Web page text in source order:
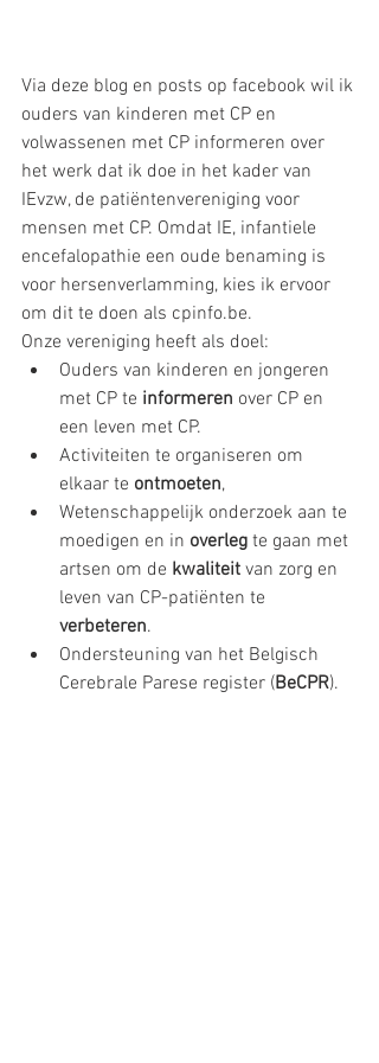
Via deze blog en posts op facebook wil ik
ouders van kinderen met CP en
volwassenen met CP informeren over
het werk dat ik doe in het kader van
IEvzw, de patiëntenvereniging voor
mensen met CP. Omdat IE, infantiele
encefalopathie een oude benaming is
voor hersenverlamming, kies ik ervoor
om dit te doen als cpinfo.be.
Onze vereniging heeft als doel:
Ouders van kinderen en jongeren
met CP te informeren over CP en
een leven met CP.
Activiteiten te organiseren om
elkaar te ontmoeten,
Wetenschappelijk onderzoek aan te
moedigen en in overleg te gaan met
artsen om de kwaliteit van zorg en
leven van CP-patiënten te
verbeteren.
Ondersteuning van het Belgisch
Cerebrale Parese register (BeCPR).